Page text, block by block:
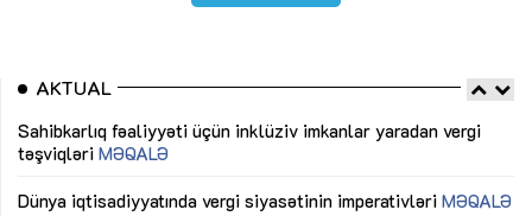
AKTUAL
Sahibkarlıq fəaliyyəti üçün inklüziv imkanlar yaradan vergi
təşviqləri MƏQALƏ
Dünya iqtisadiyyatında vergi siyasətinin imperativləri MƏQALƏ